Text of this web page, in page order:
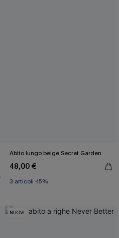
Abito lungo beige Secret Garden
48,00 €
3 articoli -15%
NUOVI